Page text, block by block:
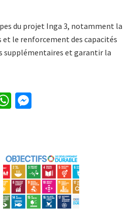
du projet Inga 3, notamment la
le renforcement des capacités
supplémentaires et garantir la
W
h
p
p
ge
r